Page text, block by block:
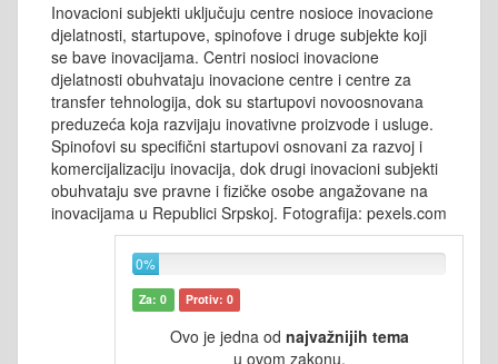
Inovacioni subjekti uključuju centre nosioce inovacione
djelatnosti, startupove, spinofove i druge subjekte koji
se bave inovacijama. Centri nosioci inovacione
djelatnosti obuhvataju inovacione centre i centre za
transfer tehnologija, dok su startupovi novoosnovana
preduzeća koja razvijaju inovativne proizvode i usluge.
Spinofovi su specifični startupovi osnovani za razvoj i
komercijalizaciju inovacija, dok drugi inovacioni subjekti
obuhvataju sve pravne i fizičke osobe angažovane na
inovacijama u Republici Srpskoj. Fotografija: pexels.com
0%
Za: 0 Protiv: 0
Ovo je jedna od najvažnijih tema
u ovom zakonu.